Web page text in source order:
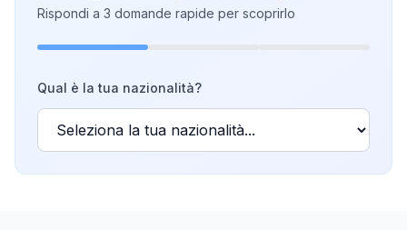
Rispondi a 3 domande rapide per scoprirlo
Qual è la tua nazionalità?